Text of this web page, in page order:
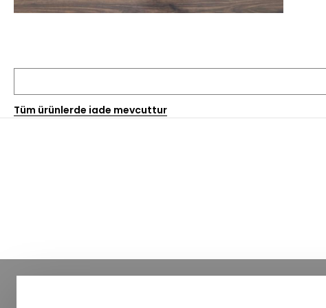
Tüm ürünlerde iade mevcuttur